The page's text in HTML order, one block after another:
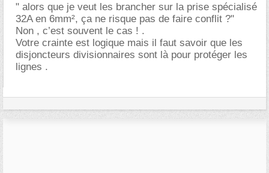
" alors que je veut les brancher sur la prise spécialisé
32A en 6mm², ça ne risque pas de faire conflit ?"
Non , c’est souvent le cas ! .
Votre crainte est logique mais il faut savoir que les
disjoncteurs divisionnaires sont là pour protéger les
lignes .